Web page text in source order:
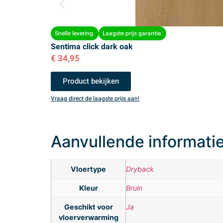
Snelle levering. Laagste prijs garantie.
Sentima click dark oak
€ 34,95
Product bekijken
Vraag direct de laagste prijs aan!
Aanvullende
Vloertype Dryback
Kleur Bruin
Geschikt voor
vloerverwarming
Ja